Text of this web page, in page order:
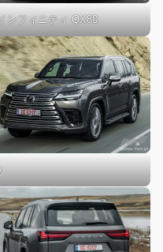
ンフィニティ QX80